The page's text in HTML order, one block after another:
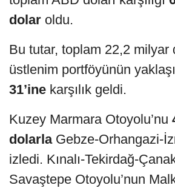
dolar oldu.
Bu tutar, toplam 22,2 milyar
üstlenim portföyünün
31’ine karşılık geldi.
Kuzey Marmara Otoyolu’nu
dolarlaGebze-Orhangazi-
izledi. Kınalı-Tekirdağ-
Savaştepe Otoyolu’nun